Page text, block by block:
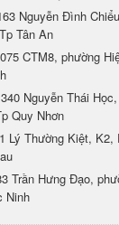
Nguyễn Đình
Tân An
CTM8, phường
340 Nguyễn Thái
Quy Nhơn
Lý Thường Kiệt, K2,
Trần Hưng Đạo,
Ninh